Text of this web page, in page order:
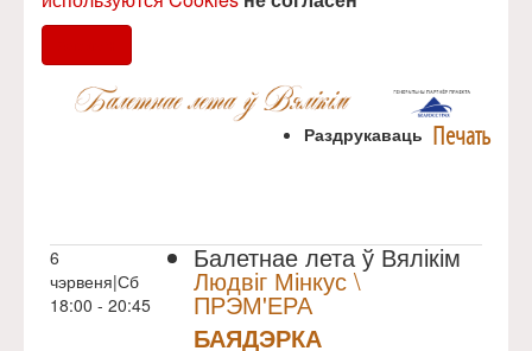
Печать
Раздрукаваць
6
чэрвеня|Сб
18:00 - 20:45
Балетнае лета ў Вялікім
Людвіг Мінкус \
ПРЭМ'ЕРА
БАЯДЭРКА